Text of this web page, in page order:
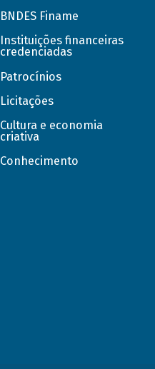
BNDES Finame
Instituições financeiras
credenciadas
Patrocínios
Licitações
Cultura e economia
criativa
Conhecimento